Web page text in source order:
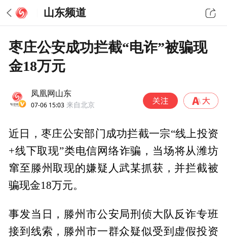
山东频道
枣庄公安成功拦截“电诈”被骗现
金18万元
凤凰网山东
07-06 15:03 来自北京
近日，枣庄公安部门成功拦截一宗“线上投资
+线下取现”类电信网络诈骗，当场将从潍坊
窜至滕州取现的嫌疑人武某抓获，并拦截被
骗现金18万元。
事发当日，滕州市公安局刑侦大队反诈专班
接到线索，滕州市一群众疑似受到虚假投资